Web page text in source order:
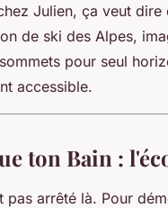
Julien, ça veut
de ski des Alpes,
pour seul
accessible.
ton Bain :
pas arrêté là. Pour